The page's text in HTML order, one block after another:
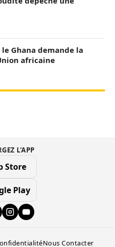
Ghana demande la
africaine
L’APP
Store
Play
Nous Contacter